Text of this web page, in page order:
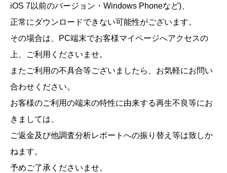
iOS 7以前のバージョン・Windows Phoneなど)、
正常にダウンロードできない可能性がございます。
その場合は、PC端末でお客様マイページへアクセスの
上、ご利用くださいませ。
またご利用の不具合等ございましたら、お気軽にお問い
合わせください。
お客様のご利用の端末の特性に由来する再生不良等にお
きましては、
ご返金及び他調査分析レポートへの振り替え等は致しか
ねます。
予めご了承くださいませ。